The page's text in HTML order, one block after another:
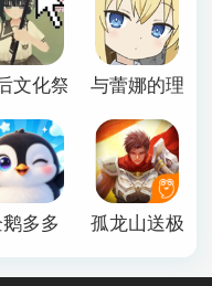
版
文化祭游戏与蕾娜的理想
多多 孤龙山送极品